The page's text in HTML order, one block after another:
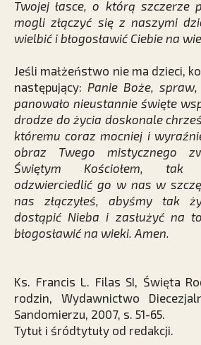
Twojej łasce, o którą szczerze
mogli złączyć się z naszymi
wielbić i błogosławić Ciebie na
Jeśli małżeństwo nie ma dzieci,
następujący: Panie Boże,
panowało nieustannie święte
drodze do życia doskonale
któremu coraz mocniej i
obraz Twego mistycznego
Świętym Kościołem, tak
odzwierciedlić go w nas w
nas złączyłeś, abyśmy tak
dostąpić Nieba i zasłużyć na
błogosławić na wieki. Amen.
Ks. Francis L. Filas SI, Święta
rodzin, Wydawnictwo
Sandomierzu, 2007, s. 51-65.
Tytuł i śródtytuły od redakcji.